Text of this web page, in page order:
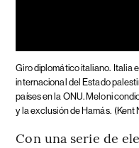
Giro diplomático italiano. Italia
internacional del Estado
países en la ONU. Meloni
y la exclusión de Hamás. (Kent
Con una serie de